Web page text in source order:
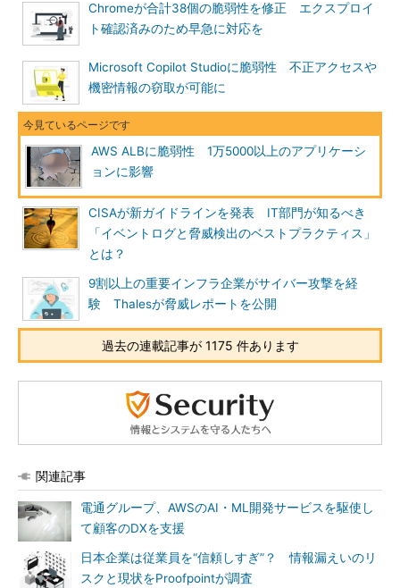
Chromeが合計38個の脆弱性を修正 エクスプロイ
ト確認済みのため早急に対応を
Microsoft Copilot Studioに脆弱性 不正アクセスや
機密情報の窃取が可能に
AWS ALBに脆弱性 1万5000以上のアプリケーシ
ョンに影響
CISAが新ガイドラインを発表 IT部門が知るべき
「イベントログと脅威検出のベストプラクティス」
とは？
9割以上の重要インフラ企業がサイバー攻撃を経
験 Thalesが脅威レポートを公開
過去の連載記事が 1175 件あります
関連記事
電通グループ、AWSのAI・ML開発サービスを駆使し
て顧客のDXを支援
日本企業は従業員を“信頼しすぎ”？ 情報漏えいのリ
スクと現状をProofpointが調査